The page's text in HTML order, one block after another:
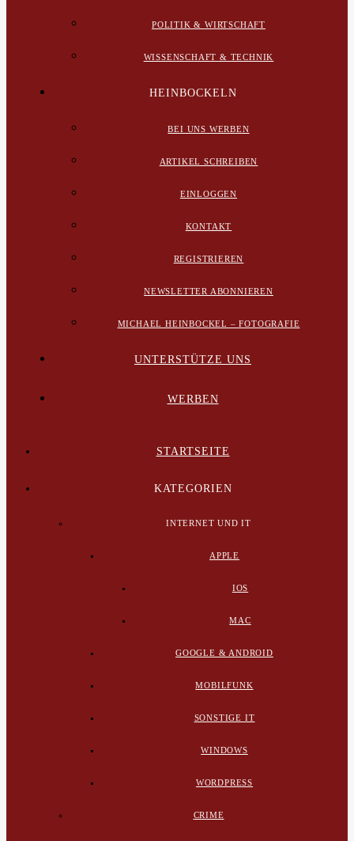
POLITIK & WIRTSCHAFT
WISSENSCHAFT & TECHNIK
HEINBOCKELN
BEI UNS WERBEN
ARTIKEL SCHREIBEN
EINLOGGEN
KONTAKT
REGISTRIEREN
NEWSLETTER ABONNIEREN
MICHAEL HEINBOCKEL – FOTOGRAFIE
UNTERSTÜTZE UNS
WERBEN
STARTSEITE
KATEGORIEN
INTERNET UND IT
APPLE
IOS
MAC
GOOGLE & ANDROID
MOBILFUNK
SONSTIGE IT
WINDOWS
WORDPRESS
CRIME